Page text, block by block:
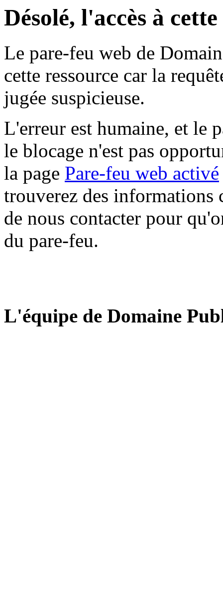
Désolé, l'accès à
Le pare-feu web de
cette ressource car la
jugée suspicieuse.
L'erreur est humaine, et le
le blocage n'est pas
la page Pare-feu web activé
trouverez des informations
de nous contacter pour
du pare-feu.
L'équipe de Domaine